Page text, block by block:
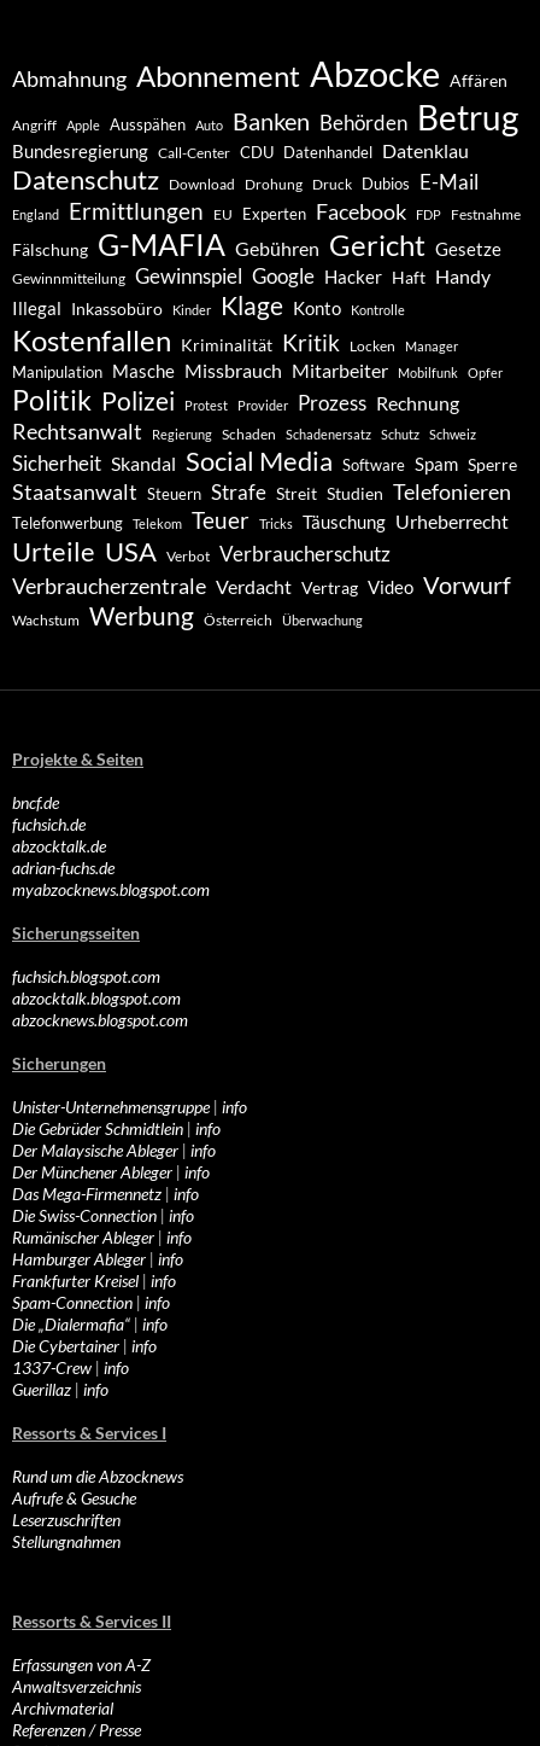
Abmahnung Abonnement Abzocke Affären
Angriff Apple Ausspähen Auto Banken Behörden Betrug
Bundesregierung Call-Center CDU Datenhandel Datenklau
Datenschutz Download Drohung Druck Dubios E-Mail
England Ermittlungen EU Experten Facebook FDP Festnahme
Fälschung G-MAFIA Gebühren Gericht Gesetze
Gewinnmitteilung Gewinnspiel Google Hacker Haft Handy
Illegal Inkassobüro Kinder Klage Konto Kontrolle
Kostenfallen Kriminalität Kritik Locken Manager
Manipulation Masche Missbrauch Mitarbeiter Mobilfunk Opfer
Politik Polizei Protest Provider Prozess Rechnung
Rechtsanwalt Regierung Schaden Schadenersatz Schutz Schweiz
Sicherheit Skandal Social Media Software Spam Sperre
Staatsanwalt Steuern Strafe Streit Studien Telefonieren
Telefonwerbung Telekom Teuer Tricks Täuschung Urheberrecht
Urteile USA Verbot Verbraucherschutz
Verbraucherzentrale Verdacht Vertrag Video Vorwurf
Wachstum Werbung Österreich Überwachung
Projekte & Seiten
bncf.de
fuchsich.de
abzocktalk.de
adrian-fuchs.de
myabzocknews.blogspot.com
Sicherungsseiten
fuchsich.blogspot.com
abzocktalk.blogspot.com
abzocknews.blogspot.com
Sicherungen
Unister-Unternehmensgruppe| info
Die Gebrüder Schmidtlein | info
Der Malaysische Ableger | info
Der Münchener Ableger | info
Das Mega-Firmennetz | info
Die Swiss-Connection | info
Rumänischer Ableger | info
Hamburger Ableger | info
Frankfurter Kreisel | info
Spam-Connection | info
Die „Dialermafia“ | info
Die Cybertainer | info
1337-Crew | info
Guerillaz | info
Ressorts & Services I
Rund um die Abzocknews
Aufrufe & Gesuche
Leserzuschriften
Stellungnahmen
Ressorts & Services II
Erfassungen von A-Z
Anwaltsverzeichnis
Archivmaterial
Referenzen / Presse